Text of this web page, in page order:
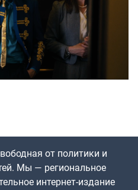
от политики и
Мы — региональное
интернет-издание